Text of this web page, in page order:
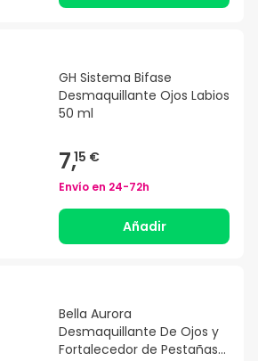
GH Sistema Bifase
Desmaquillante Ojos Labios
50 ml
7,15 €
Envío en 24-72h
Añadir
Bella Aurora
Desmaquillante De Ojos y
Fortalecedor de Pestañas